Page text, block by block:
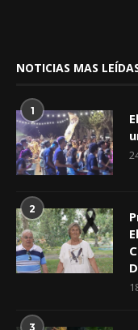
NOTICIAS MAS
1
2
3